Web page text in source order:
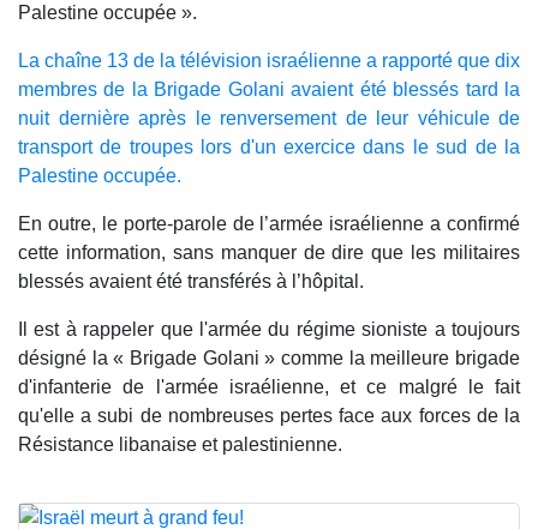
Palestine occupée ».
La chaîne 13 de la télévision israélienne a rapporté que dix
membres de la Brigade Golani avaient été blessés tard la
nuit dernière après le renversement de leur véhicule de
transport de troupes lors d'un exercice dans le sud de la
Palestine occupée.
En outre, le porte-parole de l’armée israélienne a confirmé
cette information, sans manquer de dire que les militaires
blessés avaient été transférés à l’hôpital.
Il est à rappeler que l'armée du régime sioniste a toujours
désigné la « Brigade Golani » comme la meilleure brigade
d'infanterie de l'armée israélienne, et ce malgré le fait
qu'elle a subi de nombreuses pertes face aux forces de la
Résistance libanaise et palestinienne.